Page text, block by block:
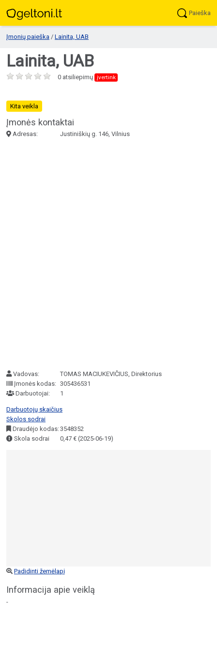
Paieška
Įmonių paieška / Lainita, UAB
Lainita, UAB
0 atsiliepimų įvertink
Kita veikla
Įmonės kontaktai
Adresas: Justiniškių g. 146, Vilnius
Vadovas:
TOMAS MACIUKEVIČIUS, Direktorius
Įmonės kodas: 305436531
Darbuotojai:
1
Darbuotojų skaičius
Skolos sodrai
Draudėjo kodas:3548352
Skola sodrai
0,47 € (2025-06-19)
Padidinti žemėlapį
Informacija apie veiklą
-